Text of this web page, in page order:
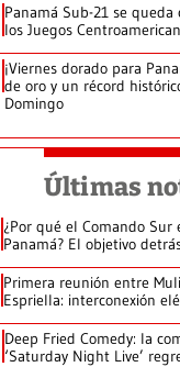
Panamá Sub-21 se
los Juegos
¡Viernes dorado para
de oro y un récord
Domingo
Últimas
¿Por qué el Comando Sur
Panamá? El objetivo
Primera reunión entre
Espriella: interconexión
Deep Fried Comedy: la
‘Saturday Night Live’